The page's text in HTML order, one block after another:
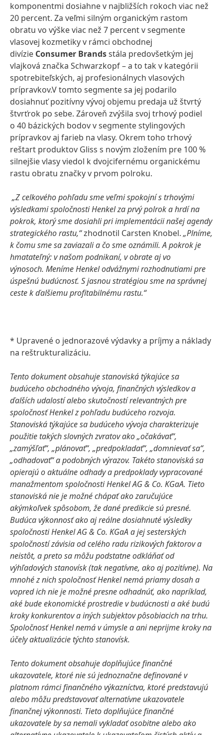
komponentmi dosiahne v najbližších rokoch viac než
20 percent. Za veľmi silným organickým rastom
obratu vo výške viac než 7 percent v segmente
vlasovej kozmetiky v rámci obchodnej
divízie Consumer Brandsstála predovšetkým jej
vlajková značka Schwarzkopf – a to tak v kategórii
spotrebiteľských, aj profesionálnych vlasových
prípravkov.V tomto segmente sa jej podarilo
dosiahnuť pozitívny vývoj objemu predaja už štvrtý
štvrťrok po sebe. Zároveň zvýšila svoj trhový podiel
o 40 bázických bodov v segmente stylingových
prípravkov aj farieb na vlasy. Okrem toho trhový
reštart produktov Gliss s novým zložením pre 100 %
silnejšie vlasy viedol k dvojcifernému organickému
rastu obratu značky v prvom polroku.
„Z celkového pohľadu sme veľmi spokojní s trhovými
výsledkami spoločnosti Henkel za prvý polrok a hrdí na
pokrok, ktorý sme dosiahli pri implementácii našej agendy
strategického rastu,“zhodnotil Carsten Knobel. „Plníme,
k čomu sme sa zaviazali a čo sme oznámili. A pokrok je
hmatateľný: v našom podnikaní, v obrate aj vo
výnosoch. Meníme Henkel odvážnymi rozhodnutiami pre
úspešnú budúcnosť. S jasnou stratégiou sme na správnej
ceste k ďalšiemu profitabilnému rastu.“
* Upravené o jednorazové výdavky a príjmy a náklady
na reštrukturalizáciu.
Tento dokument obsahuje stanoviská týkajúce sa
budúceho obchodného vývoja, finančných výsledkov a
ďalších udalostí alebo skutočností relevantných pre
spoločnosť Henkel z pohľadu budúceho rozvoja.
Stanoviská týkajúce sa budúceho vývoja charakterizuje
použitie takých slovných zvratov ako „očakávať“,
„zamýšľať“, „plánovať“, „predpokladať“, „domnievať sa“,
„odhadovať“ a podobných výrazov. Takéto stanoviská sa
opierajú o aktuálne odhady a predpoklady vypracované
manažmentom spoločnosti Henkel AG & Co. KGaA. Tieto
stanoviská nie je možné chápať ako zaručujúce
akýmkoľvek spôsobom, že dané predikcie sú presné.
Budúca výkonnosť ako aj reálne dosiahnuté výsledky
spoločnosti Henkel AG & Co. KGaA a jej sesterských
spoločností závisia od celého radu rizikových faktorov a
neistôt, a preto sa môžu podstatne odkláňať od
výhľadových stanovísk(tak negatívne, ako aj pozitívne). Na
mnohé z nich spoločnosť Henkel nemá priamy dosah a
vopred ich nie je možné presne odhadnúť, ako napríklad,
aké bude ekonomické prostredie v budúcnosti a aké budú
kroky konkurentov a iných subjektov pôsobiacich na trhu.
Spoločnosť Henkel nemá v úmysle a ani neprijme kroky na
účely aktualizácie týchto stanovísk.
Tento dokument obsahuje doplňujúce finančné
ukazovatele, ktoré nie sú jednoznačne definované v
platnom rámci finančného výkazníctva, ktoré predstavujú
alebo môžu predstavovať alternatívne ukazovatele
finančnej výkonnosti. Tieto doplňujúce finančné
ukazovatele by sa nemali vykladať osobitne alebo ako